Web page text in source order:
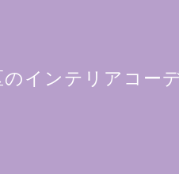
のインテリアコー